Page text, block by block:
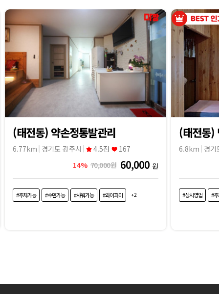
(태전동) 약손정통발관리
6.77km 경기도 광주시 4.5점
167
14% 70,000원 60,000 원
#주차가능 #수면가능 #샤워가능 #와이파이 +2
(태전동)
6.8km 경기
#상시영업 #